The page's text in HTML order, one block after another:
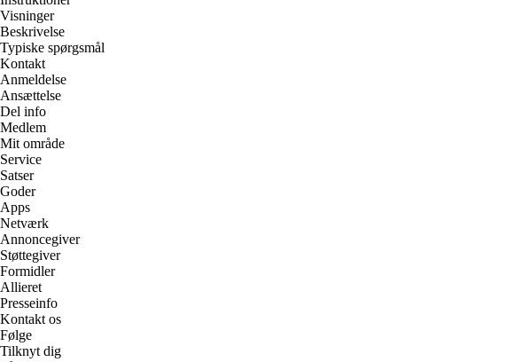
Visninger
Beskrivelse
Typiske spørgsmål
Kontakt
Anmeldelse
Ansættelse
Del info
Medlem
Mit område
Service
Satser
Goder
Apps
Netværk
Annoncegiver
Støttegiver
Formidler
Allieret
Presseinfo
Kontakt os
Følge
Tilknyt dig